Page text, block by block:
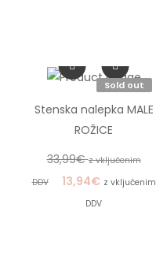
Sold out
Stenska nalepka MALE
ROŽICE
33,99€ z vključenim
DDV
13,94€ z vključenim
DDV